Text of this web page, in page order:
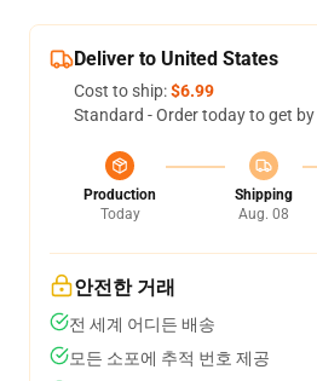
Deliver to United States
Cost to ship:$6.99
Standard - Order today to get by
Production
Today
Shipping
Aug. 08
안전한 거래
전 세계 어디든 배송
모든 소포에 추적 번호 제공